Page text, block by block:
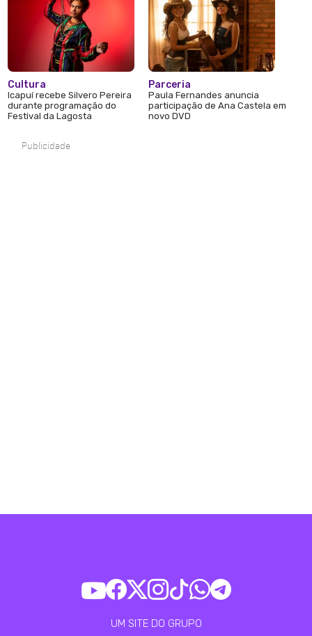
Cultura
Icapuí recebe Silvero Pereira
durante programação do
Festival da Lagosta
Parceria
Paula Fernandes anuncia
participação de Ana Castela em
novo DVD
Publicidade
UM SITE DO GRUPO